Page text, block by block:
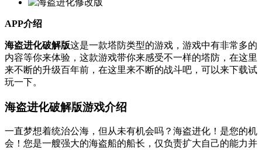
APP介绍
海盗进化破解版这是一款塔防类型的游戏，游戏中有非常多的
内容等你来体验，这款游戏带你来感受不一样的塔防，在这里
来不断的升级百年前，在这里来不断的战斗吧，可以来下载试
玩一下。
海盗进化破解版游戏介绍
一直梦想着统治公海，但从未有机会吗？海盗进化！是您的机
会！您是一艘强大的海盗船的船长，仅负责扩大自己的能力并